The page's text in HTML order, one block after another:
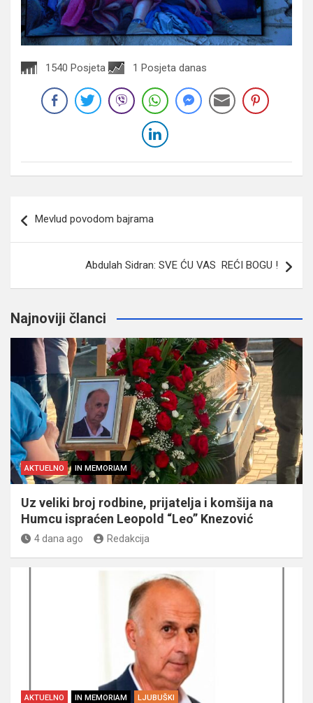
1540 Posjeta 1 Posjeta danas
članaka
Mevlud povodom bajrama
Abdulah Sidran: SVE ĆU VAS REĆI BOGU !
Najnoviji članci
AKTUELNO IN MEMORIAM
Uz veliki broj rodbine, prijatelja i komšija na
Humcu ispraćen Leopold “Leo” Knezović
4 dana ago Redakcija
AKTUELNO IN MEMORIAM LJUBUŠKI